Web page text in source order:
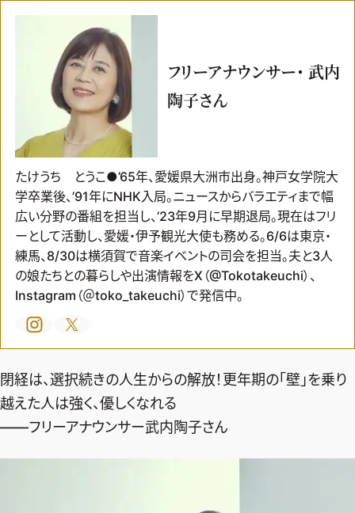
フリーアナウンサー・ 武内
陶子さん
たけうち とうこ●’65年、愛媛県大洲市出身。神戸女学院大
学卒業後、’91年にNHK入局。ニュースからバラエティまで幅
広い分野の番組を担当し、’23年9月に早期退局。現在はフリ
ーとして活動し、愛媛・伊予観光大使も務める。6/6は東京・
練馬、8/30は横須賀で音楽イベントの司会を担当。夫と3人
の娘たちとの暮らしや出演情報をX（@Tokotakeuchi）、
Instagram（＠toko_takeuchi）で発信中。
閉経は、選択続きの人生からの解放！更年期の「壁」を乗り
越えた人は強く、優しくなれる
――フリーアナウンサー武内陶子さん